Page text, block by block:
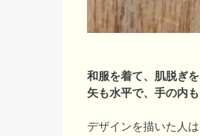
和服を着て、肌脱ぎ
矢も水平で、手の内
デザインを描いた人